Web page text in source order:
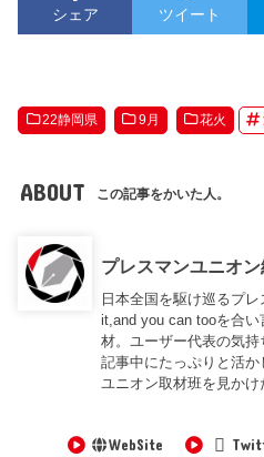
シェア ツイート
22静岡県 9月 花火
ABOUT この記事をかいた人。
プレスマンユニオ
日本全国を駆け巡るプ
it,and you can tooを合い
材。ユーザー代表の気持
記事中にたっぷりと活
ユニオン取材班を見かけ
WebSite